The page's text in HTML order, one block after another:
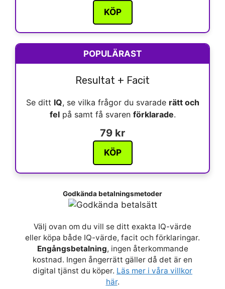
KÖP
POPULÄRAST
Resultat + Facit
Se ditt IQ, se vilka frågor du svarade rätt och
felpå samt få svaren förklarade.
79 kr
KÖP
Godkända betalningsmetoder
Välj ovan om du vill se ditt exakta IQ-värde
eller köpa både IQ-värde, facit och förklaringar.
Engångsbetalning, ingen återkommande
kostnad. Ingen ångerrätt gäller då det är en
digital tjänst du köper. Läs mer i våra villkor
här.